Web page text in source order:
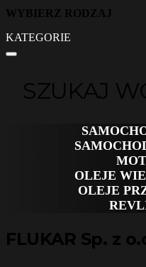
WYBIERZ RODZAJ
KATEGORIE
SZUKAJ
OLEJE
OLEJE
FLUKAR Sp. z